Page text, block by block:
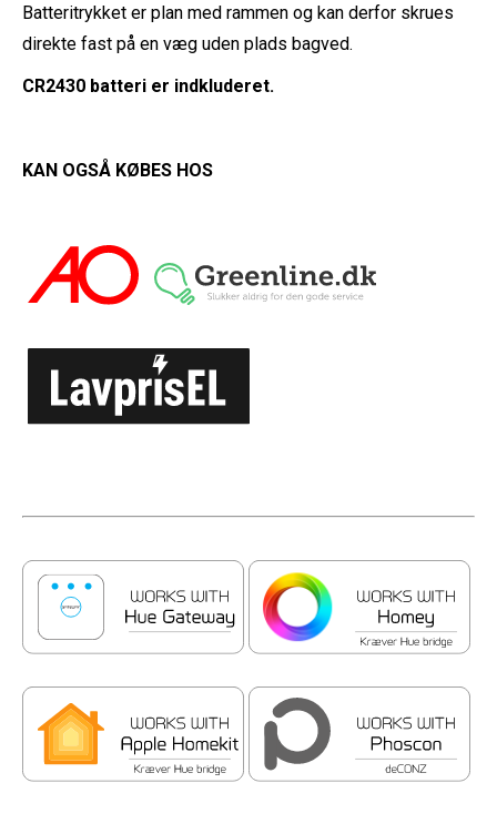
Batteritrykket er plan med rammen og kan derfor skrues
direkte fast på en væg uden plads bagved.
CR2430 batteri er indkluderet.
KAN OGSÅ KØBES HOS